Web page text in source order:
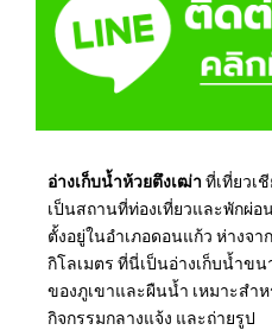
อ่างเก็บน้ำห้วยตึงเฒ่า ที่เที่ยวเ
เป็นสถานที่ท่องเที่ยวและพักผ่
ตั้งอยู่ในอำเภอดอนแก้ว ห่างจา
กิโลเมตร ที่นี่เป็นอ่างเก็บน้ำข
ของภูเขาและผืนน้ำ เหมาะสำ
กิจกรรมกลางแจ้ง และถ่ายรูป